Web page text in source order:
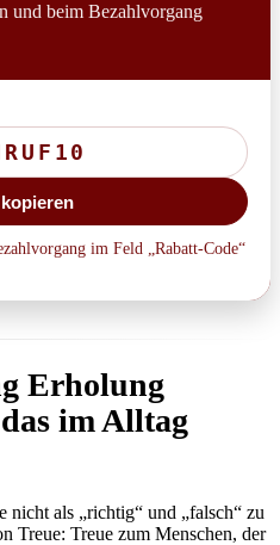
und beim Bezahlvorgang
im Feld „Rabatt-Code“
Erholung
im Alltag
als „richtig“ und „falsch“ zu
Treue: Treue zum Menschen, der